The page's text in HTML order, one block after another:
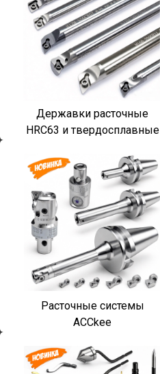
Державки расточные
HRC63 и твердосплавные
Расточные системы
ACCkee